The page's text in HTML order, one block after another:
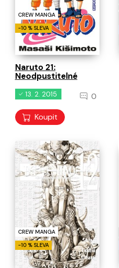
CREW MANGA
-10 % SLEVA
Naruto 21:
Neodpustitelné
13. 2. 2015 0
Koupit
CREW MANGA
-10 % SLEVA